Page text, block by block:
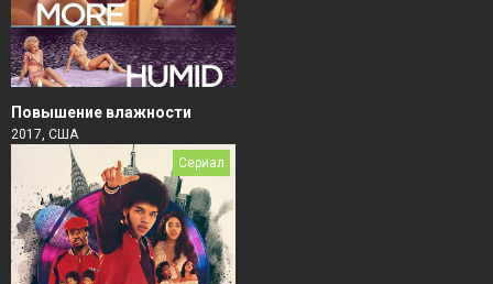
Повышение влажности
2017, США
Сериал